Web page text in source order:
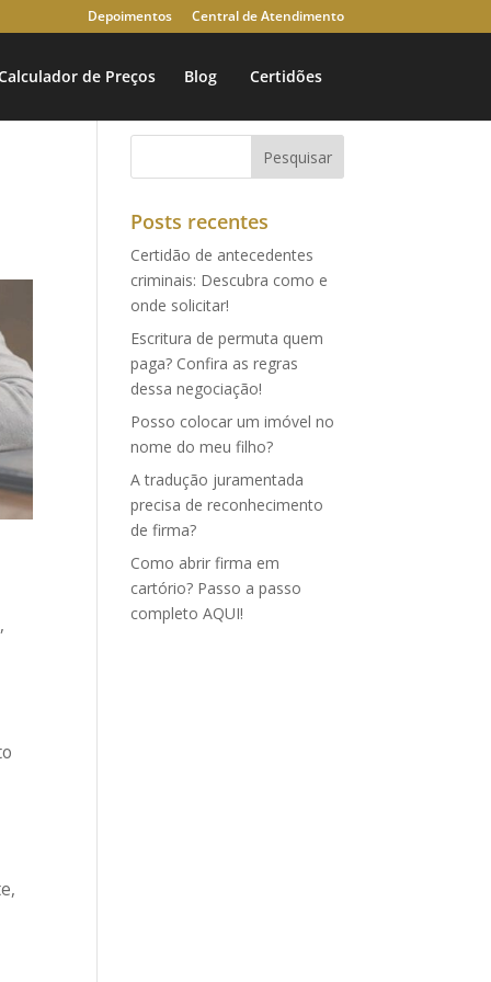
Depoimentos Central de Atendimento
de Preços Blog Certidões
Posts recentes
Certidão de antecedentes
criminais: Descubra como e
onde solicitar!
Escritura de permuta quem
paga? Confira as regras
dessa negociação!
Posso colocar um imóvel no
nome do meu filho?
A tradução juramentada
precisa de reconhecimento
de firma?
Como abrir firma em
cartório? Passo a passo
completo AQUI!